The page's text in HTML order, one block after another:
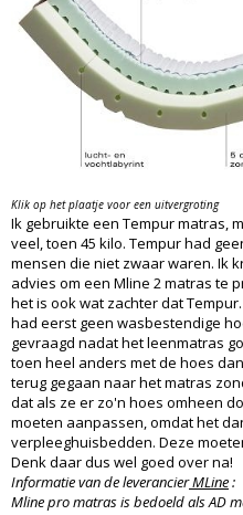
Klik op het plaatje voor een uitvergroting
Ik gebruikte een Tempur matras,
veel, toen 45 kilo. Tempur had
mensen die niet zwaar waren. Ik
advies om een Mline 2 matras te
het is ook wat zachter dat
had eerst geen wasbestendige
gevraagd nadat het leenmatras
toen heel anders met de hoes
terug gegaan naar het matras
dat als ze er zo'n hoes omheen
moeten aanpassen, omdat het
verpleeghuisbedden. Deze
Denk daar dus wel goed over na!
Informatie van de leverancierMLine:
Mline pro matras is bedoeld als AD